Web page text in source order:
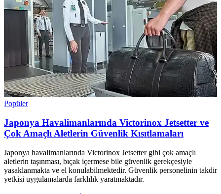
Popüler
Japonya Havalimanlarında Victorinox Jetsetter ve
Çok Amaçlı Aletlerin Güvenlik Kısıtlamaları
Japonya havalimanlarında Victorinox Jetsetter gibi çok amaçlı
aletlerin taşınması, bıçak içermese bile güvenlik gerekçesiyle
yasaklanmakta ve el konulabilmektedir. Güvenlik personelinin takdir
yetkisi uygulamalarda farklılık yaratmaktadır.